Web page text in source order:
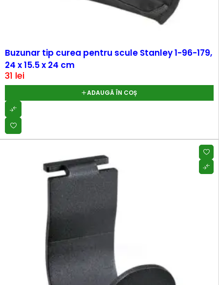
Buzunar tip curea pentru scule Stanley 1-96-179,
24 x 15.5 x 24 cm
31 lei
ADAUGĂ ÎN COȘ